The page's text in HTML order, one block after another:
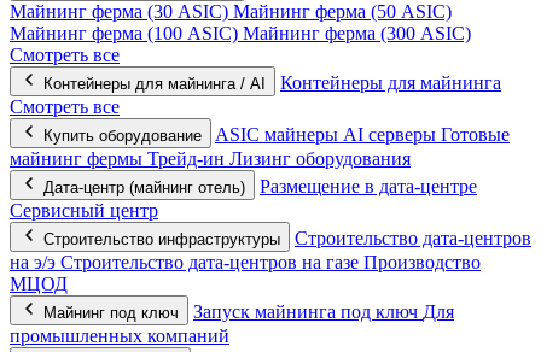
Майнинг ферма (30 ASIC) Майнинг ферма (50 ASIC)
Майнинг ферма (100 ASIC) Майнинг ферма (300 ASIC)
Смотреть все
Контейнеры для майнинга / AI
Контейнеры для майнинга
Смотреть все
Купить оборудование ASIC майнеры AI серверы Готовые
майнинг фермы Трейд-ин Лизинг оборудования
Дата-центр (майнинг отель)
Размещение в дата-центре
Сервисный центр
Строительство инфраструктуры
Строительство дата-центров
на э/э Строительство дата-центров на газе Производство
МЦОД
Майнинг под ключ Запуск майнинга под ключ Для
промышленных компаний